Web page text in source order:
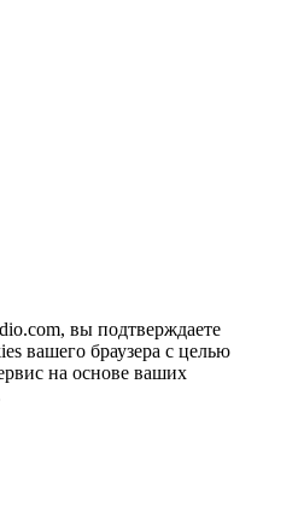
вы подтверждаете
вашего браузера с целью
на основе ваших